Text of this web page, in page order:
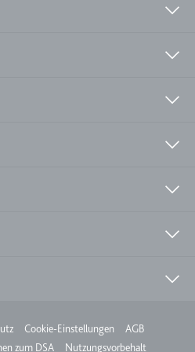
der Nutzer mit
Cookie-Einstellungen
AGB
zum DSA Nutzungsvorbehalt